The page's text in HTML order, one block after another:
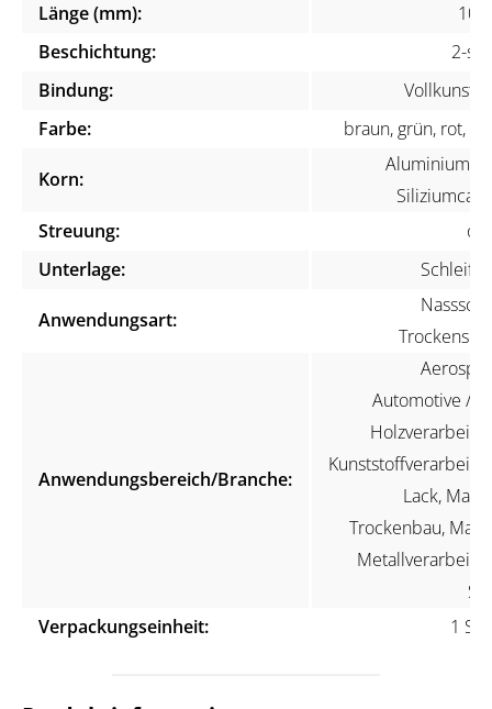
Länge (mm):
Beschichtung:
2-
Bindung:
Farbe:
braun, grün, rot,
Korn:
Streuung:
Unterlage:
Anwendungsart:
Anwendungsbereich/Branche:
Automotive /
Lack,
Trockenbau,
Verpackungseinheit:
1